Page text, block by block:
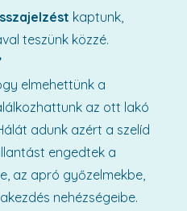
kaptunk,
teszünk közzé.
elmehettünk a
az ott lakó
adunk azért a szelíd
engedtek a
az apró győzelmekbe,
nehézségeibe.